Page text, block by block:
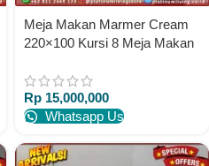
Meja Makan Marmer Cream
220×100 Kursi 8 Meja Makan
Rp 15,000,000
Whatsapp Us